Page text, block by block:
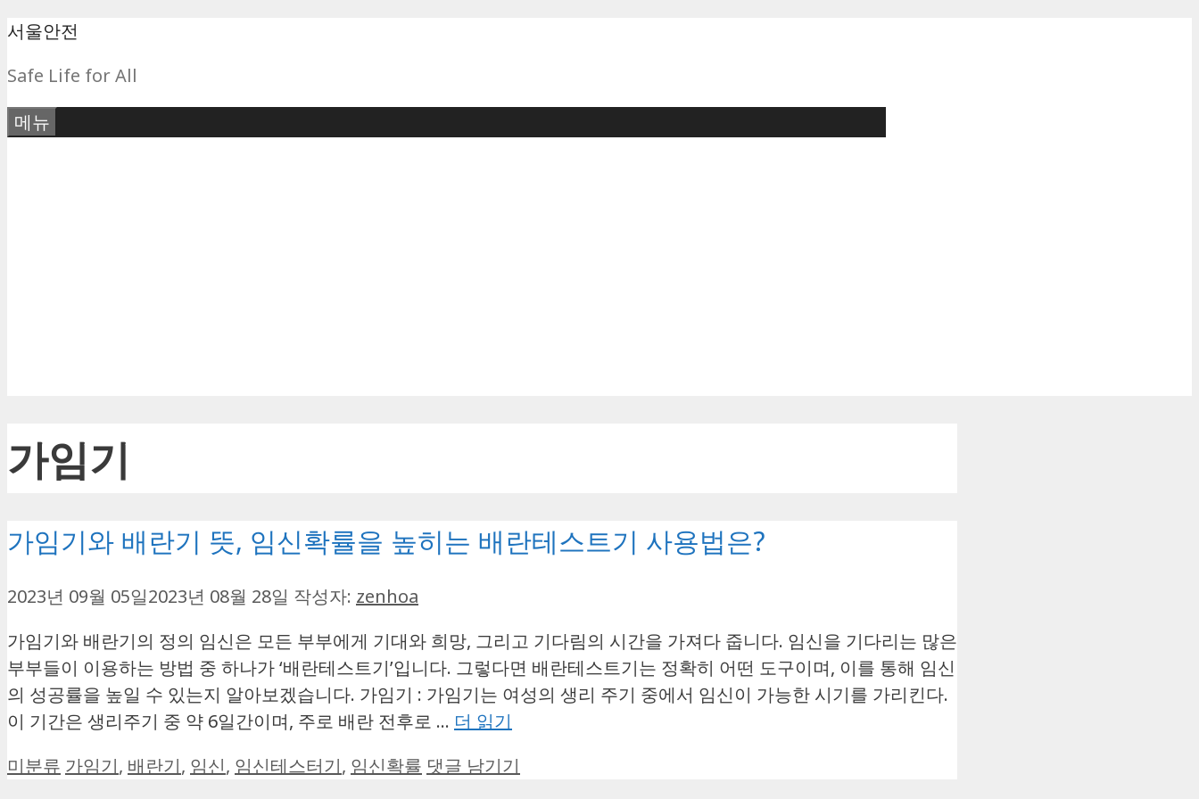
컨
츠
로
건
서울안전
Safe Life for All
메뉴
가임기
가임기와 배란기 뜻, 임신확률을 높히는 배란테스트기 사용법은?
2023년 09월 05일2023년 08월 28일 작성자: zenhoa
가임기와 배란기의 정의 임신은 모든 부부에게 기대와 희망, 그리고 기다림의 시간을 가져다 줍니다. 임신을 기다리는 많은
부부들이 이용하는 방법 중 하나가 ‘배란테스트기’입니다. 그렇다면 배란테스트기는 정확히 어떤 도구이며, 이를 통해 임신
의 성공률을 높일 수 있는지 알아보겠습니다. 가임기 : 가임기는 여성의 생리 주기 중에서 임신이 가능한 시기를 가리킨다.
이 기간은 생리주기 중 약 6일간이며, 주로 배란 전후로 … 더 읽기
카
미분류 태
가임기, 배란기, 임신, 임신테스터기, 임신확률 댓글 남기기